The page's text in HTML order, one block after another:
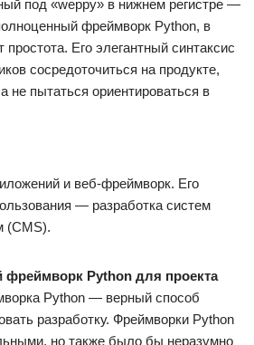
под «weppy» в нижнем регистре —
фреймворк Python, в
простота. Его элегантный синтаксис
сосредоточиться на продукте,
не пытаться ориентироваться в
и веб-фреймворк. Его
— разработка систем
(CMS).
фреймворк Python для проекта
Python — верный способ
разработку. Фреймворки Python
но также было бы неразумно